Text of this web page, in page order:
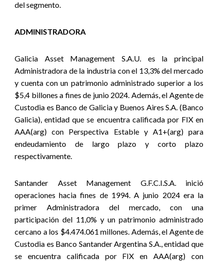
del segmento.
ADMINISTRADORA
Galicia Asset Management S.A.U. es la principal
Administradora de la industria con el 13,3% del mercado
y cuenta con un patrimonio administrado superior a los
$5,4 billones a fines de junio 2024. Además, el Agente de
Custodia es Banco de Galicia y Buenos Aires S.A. (Banco
Galicia), entidad que se encuentra calificada por FIX en
AAA(arg) con Perspectiva Estable y A1+(arg) para
endeudamiento de largo plazo y corto plazo
respectivamente.
Santander Asset Management G.F.C.I.S.A. inició
operaciones hacia fines de 1994. A junio 2024 era la
primer Administradora del mercado, con una
participación del 11,0% y un patrimonio administrado
cercano a los $4.474.061 millones. Además, el Agente de
Custodia es Banco Santander Argentina S.A., entidad que
se encuentra calificada por FIX en AAA(arg) con